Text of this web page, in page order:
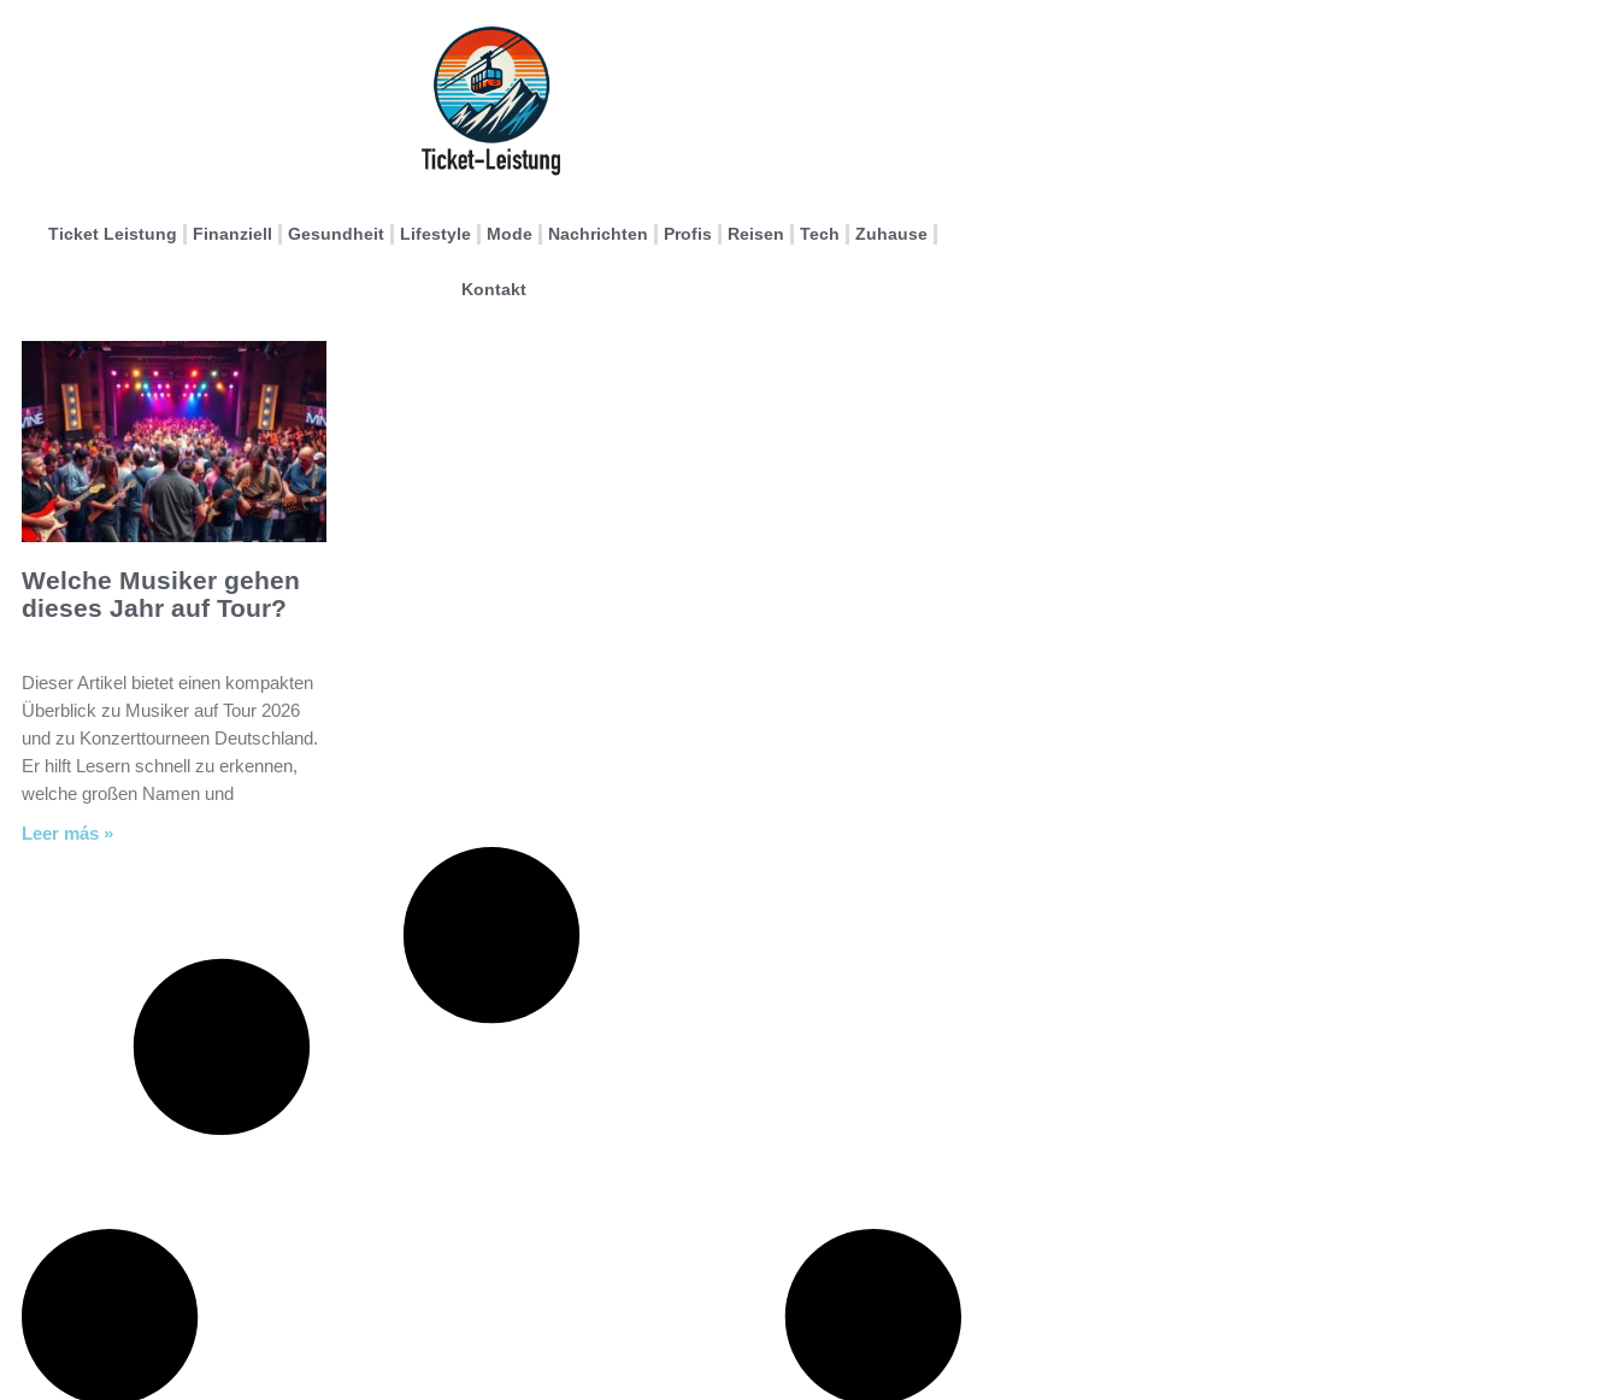
Ticket Leistung Finanziell Gesundheit Lifestyle Mode Nachrichten Profis Reisen Tech Zuhause
Kontakt
Welche Musiker gehen
dieses Jahr auf Tour?
Dieser Artikel bietet einen kompakten
Überblick zu Musiker auf Tour 2026
und zu Konzerttourneen Deutschland.
Er hilft Lesern schnell zu erkennen,
welche großen Namen und
Leer más »